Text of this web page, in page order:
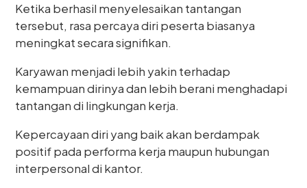
Ketika berhasil menyelesaikan tantangan
tersebut, rasa percaya diri peserta biasanya
meningkat secara signifikan.
Karyawan menjadi lebih yakin terhadap
kemampuan dirinya dan lebih berani menghadapi
tantangan di lingkungan kerja.
Kepercayaan diri yang baik akan berdampak
positif pada performa kerja maupun hubungan
interpersonal di kantor.